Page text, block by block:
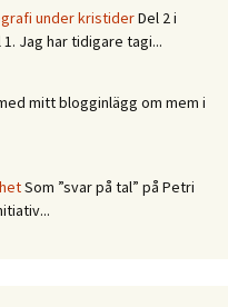
under kristiderDel 2 i
Jag har tidigare tagi...
mitt blogginlägg om mem i
Som ”svar på tal” på Petri